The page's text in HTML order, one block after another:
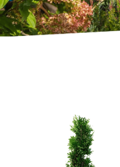
Service(s) souhaité(s)
Maintien à domicile
Aide ménagère